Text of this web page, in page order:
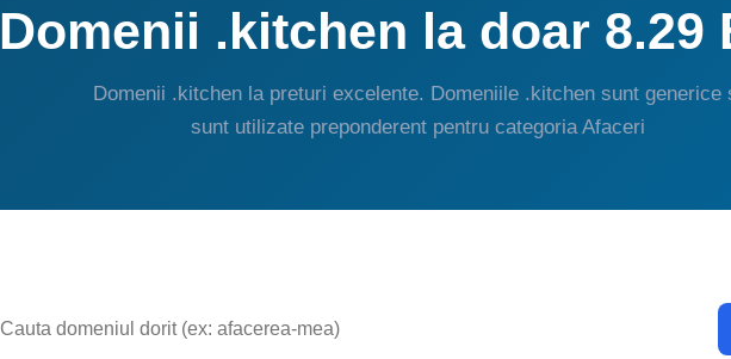
Domenii .kitchen la doar 8.29
Domenii .kitchen la preturi excelente. Domeniile .kitchen sunt generice
sunt utilizate preponderent pentru categoria Afaceri